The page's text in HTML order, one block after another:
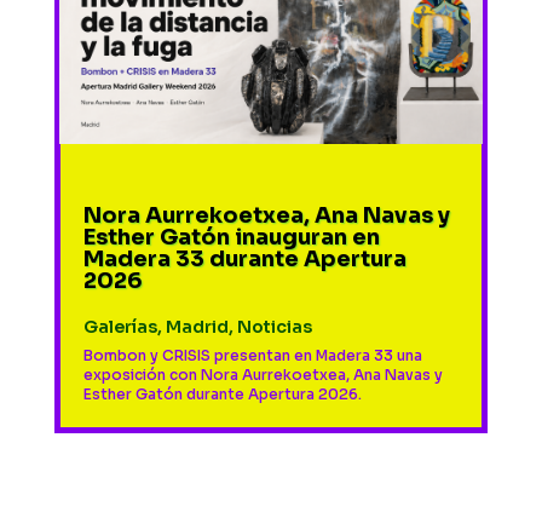
Nora Aurrekoetxea, Ana Navas y
Esther Gatón inauguran en
Madera 33 durante Apertura
2026
Galerías, Madrid, Noticias
Bombon y CRISIS presentan en Madera 33 una
exposición con Nora Aurrekoetxea, Ana Navas y
Esther Gatón durante Apertura 2026.